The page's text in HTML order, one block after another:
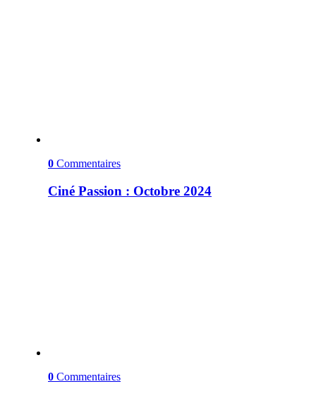
0 Commentaires
Ciné Passion : Octobre 2024
0 Commentaires